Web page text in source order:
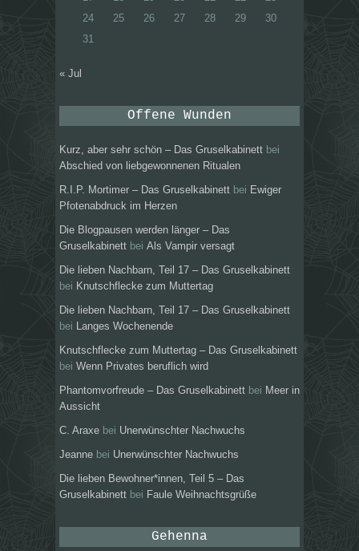
24
25 26 27 28 29
30
31
« Jul
Offene Wunden
Kurz, aber sehr schön – Das Gruselkabinett bei
Abschied von liebgewonnenen Ritualen
R.I.P. Mortimer – Das Gruselkabinett bei Ewiger
Pfotenabdruck im Herzen
Die Blogpausen werden länger – Das
Gruselkabinett bei Als Vampir versagt
Die lieben Nachbarn, Teil 17 – Das Gruselkabinett
bei Knutschflecke zum Muttertag
Die lieben Nachbarn, Teil 17 – Das Gruselkabinett
bei
Langes Wochenende
Knutschflecke zum Muttertag – Das Gruselkabinett
bei Wenn Privates beruflich wird
Phantomvorfreude – Das Gruselkabinett bei Meer in
Aussicht
C. Araxe bei Unerwünschter Nachwuchs
Jeanne bei Unerwünschter Nachwuchs
Die lieben Bewohner*innen, Teil 5 – Das
Gruselkabinett bei Faule Weihnachtsgrüße
Gehenna